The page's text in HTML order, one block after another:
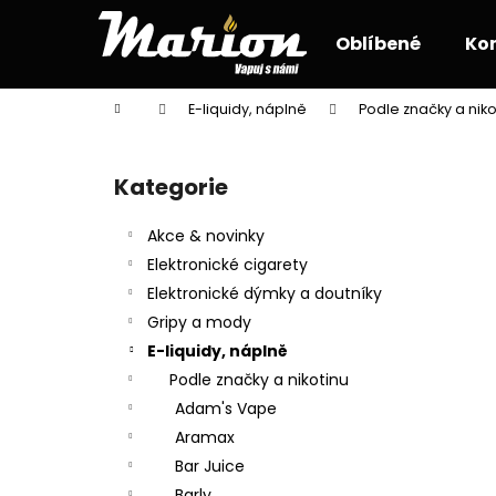
Oblíbené
Domů E-liquidy, náplně Podle značky a
Přeskočit
kategorie
Kategorie
Akce & novinky
Elektronické cigarety
Elektronické dýmky a doutníky
Gripy a mody
E-liquidy, náplně
Podle značky a nikotinu
Adam's Vape
Aramax
Bar Juice
í
Zpět
do
Zpět
do